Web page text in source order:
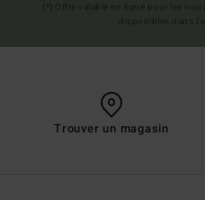
Trouver un magasin